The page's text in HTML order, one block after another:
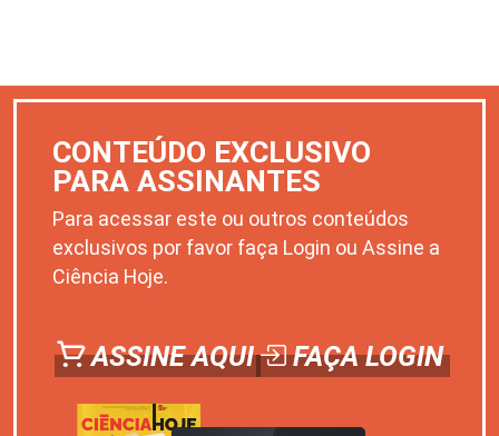
CONTEÚDO EXCLUSIVO
PARA ASSINANTES
Para acessar este ou outros conteúdos
exclusivos por favor faça Login ou Assine a
Ciência Hoje.
ASSINE AQUI FAÇA LOGIN